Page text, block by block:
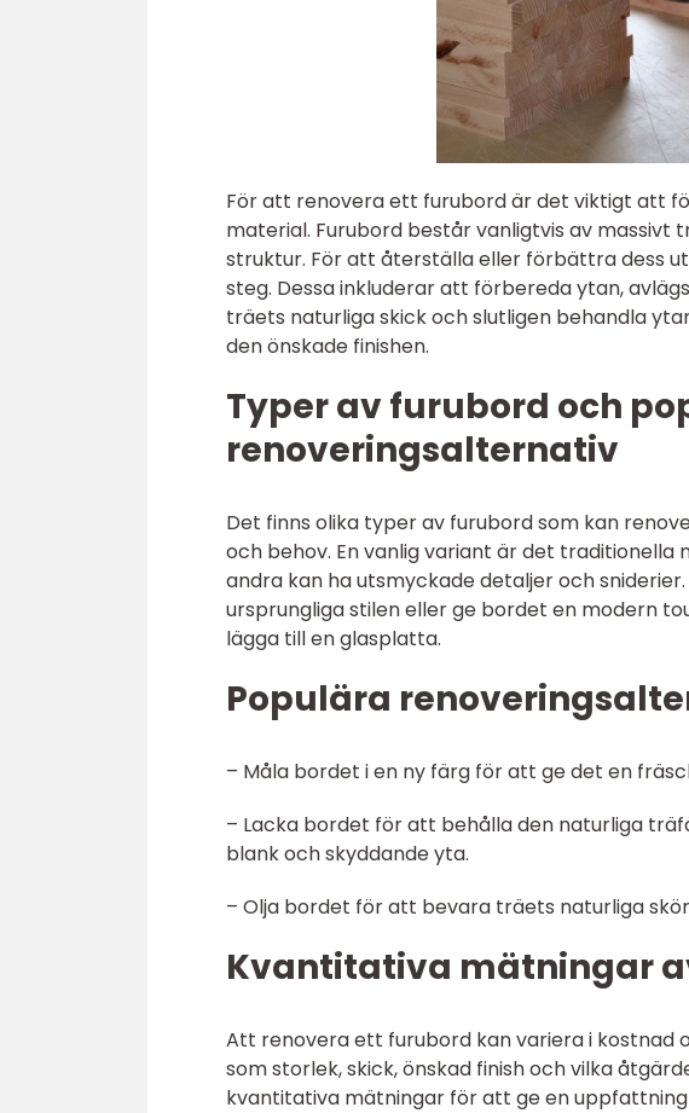
För att renovera ett furubord är det viktigt att
material. Furubord består vanligtvis av massivt
struktur. För att återställa eller förbättra dess
steg. Dessa inkluderar att förbereda ytan,
träets naturliga skick och slutligen behandla
den önskade finishen.
Typer av furubord och
renoveringsalternativ
Det finns olika typer av furubord som kan
och behov. En vanlig variant är det
andra kan ha utsmyckade detaljer och
ursprungliga stilen eller ge bordet en modern
lägga till en glasplatta.
Populära
– Måla bordet i en ny färg för att ge det en
– Lacka bordet för att behålla den naturliga
blank och skyddande yta.
– Olja bordet för att bevara träets naturliga
Kvantitativa mätningar
Att renovera ett furubord kan variera i
som storlek, skick, önskad finish och vilka
kvantitativa mätningar för att ge en